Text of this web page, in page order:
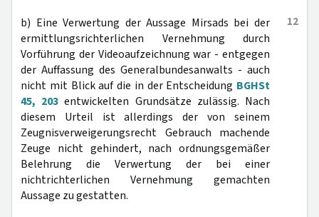
12
b) Eine Verwertung der Aussage Mirsads bei der
ermittlungsrichterlichen Vernehmung durch
Vorführung der Videoaufzeichnung war - entgegen
der Auffassung des Generalbundesanwalts - auch
nicht mit Blick auf die in der Entscheidung BGHSt
45, 203 entwickelten Grundsätze zulässig. Nach
diesem Urteil ist allerdings der von seinem
Zeugnisverweigerungsrecht Gebrauch machende
Zeuge nicht gehindert, nach ordnungsgemäßer
Belehrung die Verwertung der bei einer
nichtrichterlichen Vernehmung gemachten
Aussage zu gestatten.